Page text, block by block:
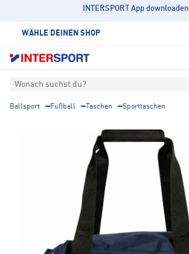
INTERSPORT App downloaden
WÄHLE DEINEN SHOP
Wonach suchst du?
Ballsport Fußball Taschen Sporttaschen